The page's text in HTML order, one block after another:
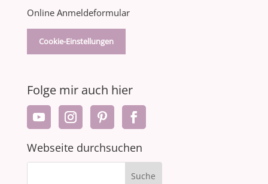
Online Anmeldeformular
Cookie-Einstellungen
Folge mir auch hier
Webseite durchsuchen